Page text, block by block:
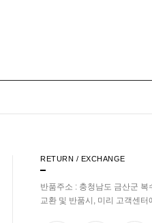
RETURN / EXCHANGE
반품주소 : 충청남도 금산군 복
교환 및 반품시, 미리 고객센터